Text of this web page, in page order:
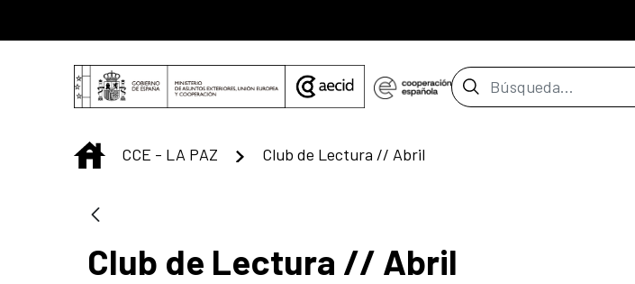
Barra de búsqueda
INICIO
CCE - LA PAZ Club de Lectura // Abril
Club de Lectura // Abril